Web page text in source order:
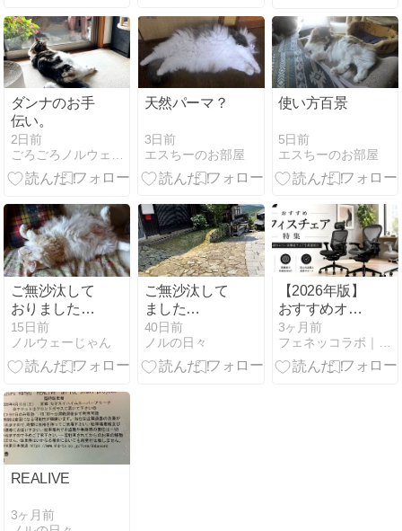
ダンナのお手
伝い。
2日前
ごろごろノルウェージャンとの、のんびり日常
天然パーマ？
3日前
エスちーのお部屋
使い方百景
5日前
エスちーのお部屋
ご無沙汰して
おりました＆
へそ天
15日前
ノルウェーじゃん
ご無沙汰して
ました…
40日前
ノルの日々
【2026年版】
おすすめオフ
ィスチェア特
集｜長時間で
も疲れにくい
3ヶ月前
フェネッコラボ｜猫とフェレットの飼育〜趣味ブログ
REALIVE
3ヶ月前